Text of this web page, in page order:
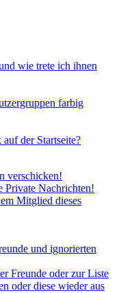
wie trete ich ihnen
farbig
der Startseite?
verschicken!
Private Nachrichten!
Mitglied dieses
und ignorierten
Freunde oder zur Liste
oder diese wieder aus